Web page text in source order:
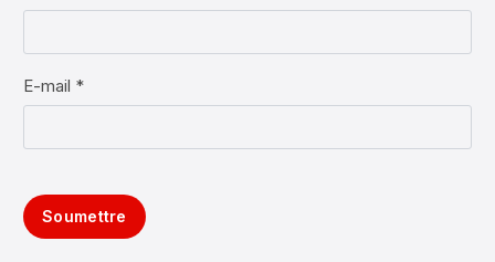
E-mail *
Soumettre